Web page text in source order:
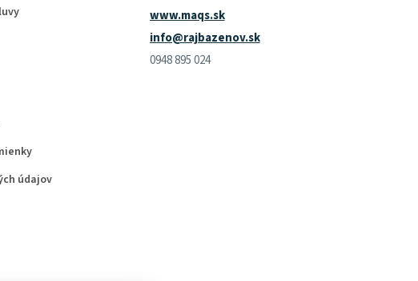
údajov
www.maqs.sk
info@rajbazenov.sk
0948 895 024